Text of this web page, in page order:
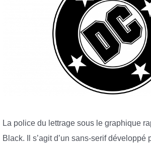
La police du lettrage sous le graphique
Black. Il s’agit d’un sans-serif développé